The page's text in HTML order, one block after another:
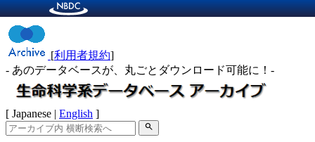
[利用者規約]
- あのデータベースが、丸ごとダウンロード可能に！-
[ Japanese | English ]
search